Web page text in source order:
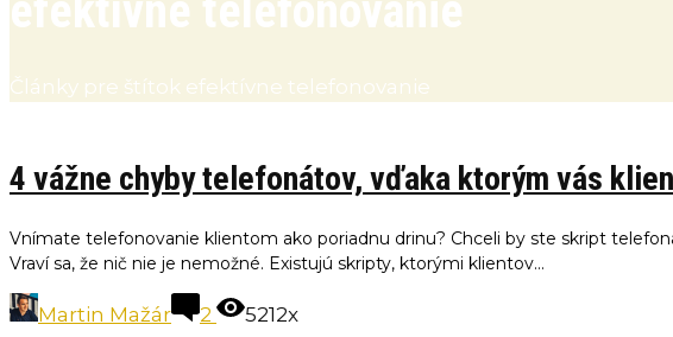
Články pre štítok efektívne telefonovanie
4 vážne chyby telefonátov, vďaka ktorým vás
Vnímate telefonovanie klientom ako poriadnu drinu? Chceli by ste skript
Vraví sa, že nič nie je nemožné. Existujú skripty, ktorými klientov...
Martin Mažár 2 5212x